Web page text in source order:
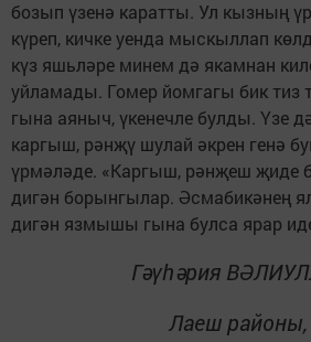
бозып үзенә каратты. Ул кызның
күреп, кичке уенда мыскыллап
күз яшьләре минем дә якамнан
уйламады. Гомер йомгагы бик тиз
гына аяныч, үкенечле булды. Үзе
каргыш, рәнҗү шулай әкрен генә
үрмәләде. «Каргыш, рәнҗеш җиде
дигән борынгылар. Әсмабикәнең
дигән язмышы гына булса ярар
Гәүһәрия
Лаеш